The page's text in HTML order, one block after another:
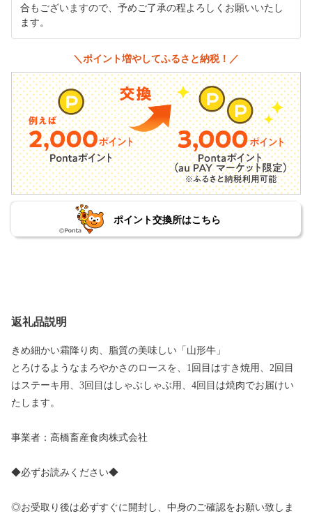
合もございますので、予めご了承の程よろしくお願いいたし
ます。
＼ポイント増やしてふるさと納税！／
ポイント交換所はこちら
返礼品説明
きめ細かい霜降り肉、脂質の美味しい「山形牛」
とろけるようなまろやかさのロースを、1回目はすき焼用、2回目
はステーキ用、3回目はしゃぶしゃぶ用、4回目は焼肉でお届けい
たします。
事業者：高橋畜産食肉株式会社
◆必ずお読みください◆
◎お受取り後は必ずすぐに開封し、中身のご確認をお願い致しま